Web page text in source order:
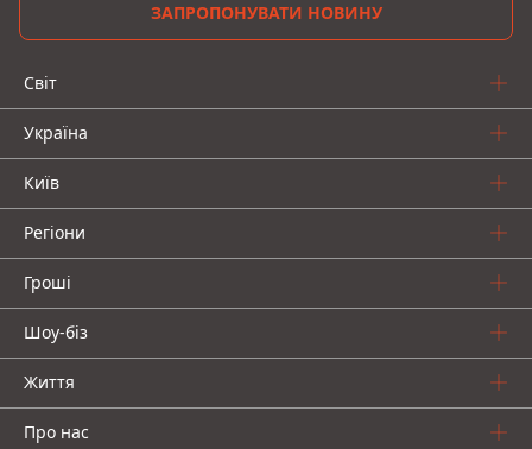
ЗАПРОПОНУВАТИ НОВИНУ
Світ
Україна
Київ
Регіони
Гроші
Шоу-біз
Життя
Про нас